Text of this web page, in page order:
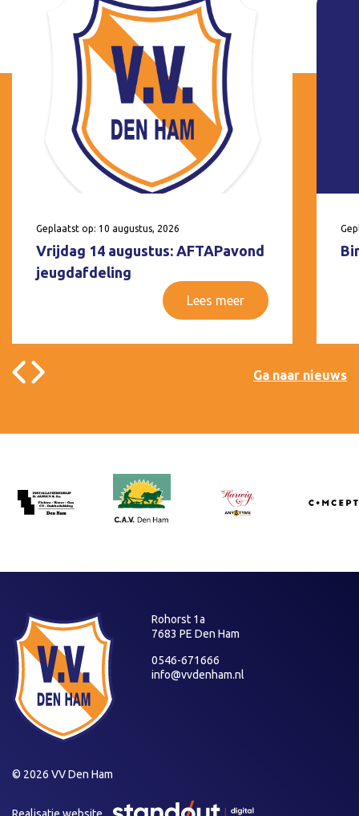
Geplaatst op: 10 augustus, 2026
Vrijdag 14 augustus: AFTAPavond
jeugdafdeling
Lees meer
Ga naar nieuws
Rohorst 1a
7683 PE Den Ham
0546-671666
info@vvdenham.nl
© 2026 VV Den Ham
Realisatie website